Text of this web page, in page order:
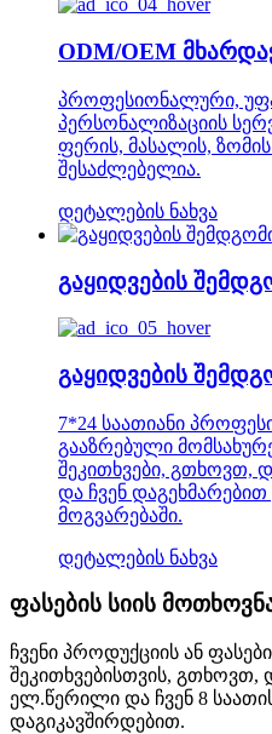
ODM/OEM
პროფესიონალური,
პერსონალიზაციის
ფერის, მასალის,
შესაძლებელია.
დეტალების ნახვა
გაყიდვების
გაყიდვების
7*24 საათიანი
გააზრებული
შეკითხვები, გთხოვთ,
და ჩვენ
მოგვარებაში.
დეტალების ნახვა
ფასების სიის
ჩვენი პროდუქციის ან
შეკითხვებისთვის,
ელ.წერილი და ჩვენ 8
დაგიკავშირდებით.